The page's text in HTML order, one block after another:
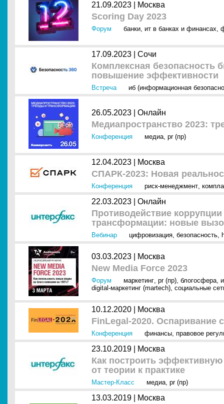
21.09.2023 | Москва
Scoring Day 2023
Форум банки, ит в банках и финансах,
17.09.2023 | Сочи
Комплексная безопасность
повышение эффективности
Встреча иб (информационная
26.05.2023 | Онлайн
Медиапространство 2023:
Конференция медиа, pr (пр)
12.04.2023 | Москва
СПАРК-2023: Новая
Конференция риск-менеджмент,
22.03.2023 | Онлайн
Противодействие
трансформации: новые
Вебинар цифровизация, безопасность,
03.03.2023 | Москва
New Media Force 2023
Форум маркетинг, pr (пр), блогосфера,
digital-маркетинг (martech), социальные
10.12.2020 | Москва
FinLegal-2020. Оспаривание
Конференция финансы, правовое
23.10.2019 | Москва
Как построить
от теории к практике
Мастер-Класс медиа, pr (пр)
13.03.2019 | Москва